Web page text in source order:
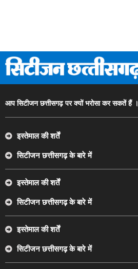
आप सिटीजन छत्तीसगढ़ पर क्यों भरोसा कर सकतें हैं ।
इस्तेमाल की शर्तें
सिटीजन छत्तीसगढ़ के बारे में
इस्तेमाल की शर्तें
सिटीजन छत्तीसगढ़ के बारे में
इस्तेमाल की शर्तें
सिटीजन छत्तीसगढ़ के बारे में